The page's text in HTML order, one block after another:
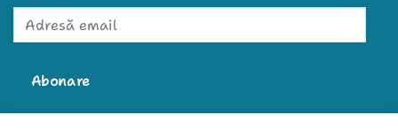
Adresă
Abonare